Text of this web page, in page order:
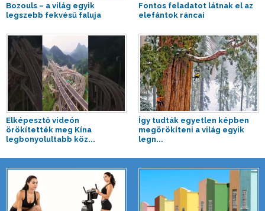
Bozouls – a világ egyik
legszebb fekvésű faluja
Fontos feladatot látnak el az
elefántok ráncai
Elképesztő videón
örökítették meg Kína
legbonyolultabb köz...
Így tudták egyetlen képben
megörökíteni a világ egyik
legn...